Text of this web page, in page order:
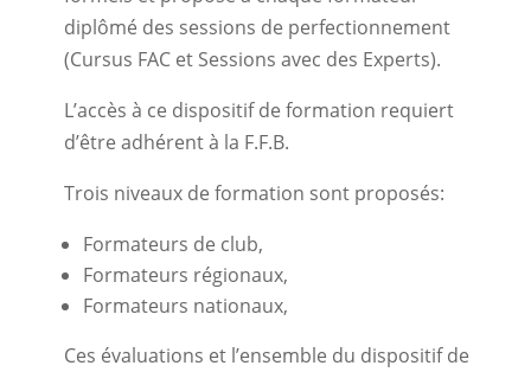
diplômé des sessions de perfectionnement
(Cursus FAC et Sessions avec des Experts).
L’accès à ce dispositif de formation requiert
d’être adhérent à la F.F.B.
Trois niveaux de formation sont proposés:
Formateurs de club,
Formateurs régionaux,
Formateurs nationaux,
Ces évaluations et l’ensemble du dispositif de